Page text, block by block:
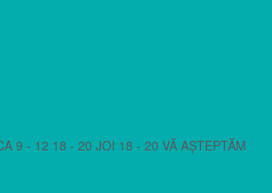
9 - 12 18 - 20 JOI 18 - 20 VĂ AȘTEPTĂM